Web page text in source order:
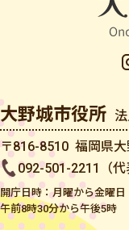
大野城市役所
〒816-8510 福岡県
092-501-2211（
開庁日時：月曜から金曜
午前8時30分から午後5時